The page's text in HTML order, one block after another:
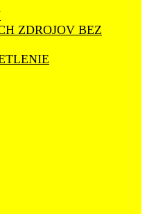
ZDROJOV BEZ